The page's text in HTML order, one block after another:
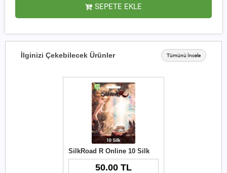
SEPETE EKLE
İlginizi Çekebilecek Ürünler Tümünü İncele
SilkRoad R Online 10 Silk
50.00 TL